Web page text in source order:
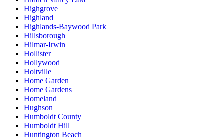
Highgrove
Highland
Highlands-Baywood Park
Hillsborough
Hilmar-Irwin
Hollister
Hollywood
Holtville
Home Garden
Home Gardens
Homeland
Hughson
Humboldt County
Humboldt Hill
Huntington Beach